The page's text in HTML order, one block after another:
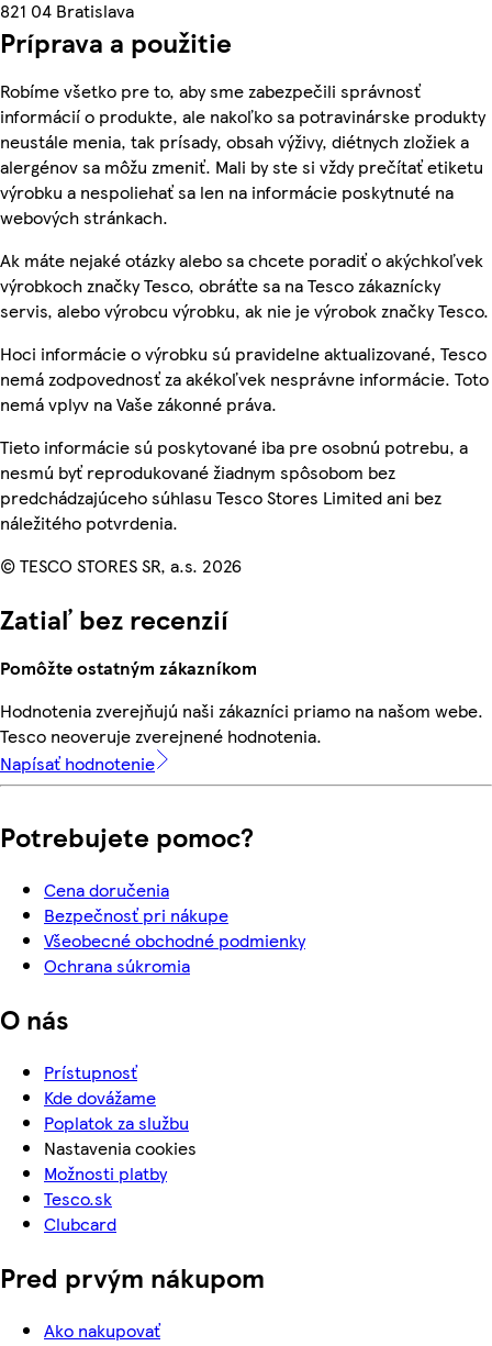
821 04 Bratislava
Príprava a použitie
Robíme všetko pre to, aby sme zabezpečili správnosť
informácií o produkte, ale nakoľko sa potravinárske produkty
neustále menia, tak prísady, obsah výživy, diétnych zložiek a
alergénov sa môžu zmeniť. Mali by ste si vždy prečítať etiketu
výrobku a nespoliehať sa len na informácie poskytnuté na
webových stránkach.
Ak máte nejaké otázky alebo sa chcete poradiť o akýchkoľvek
výrobkoch značky Tesco, obráťte sa na Tesco zákaznícky
servis, alebo výrobcu výrobku, ak nie je výrobok značky Tesco.
Hoci informácie o výrobku sú pravidelne aktualizované, Tesco
nemá zodpovednosť za akékoľvek nesprávne informácie. Toto
nemá vplyv na Vaše zákonné práva.
Tieto informácie sú poskytované iba pre osobnú potrebu, a
nesmú byť reprodukované žiadnym spôsobom bez
predchádzajúceho súhlasu Tesco Stores Limited ani bez
náležitého potvrdenia.
© TESCO STORES SR, a.s. 2026
Zatiaľ bez recenzií
Pomôžte ostatným zákazníkom
Hodnotenia zverejňujú naši zákazníci priamo na našom webe.
Tesco neoveruje zverejnené hodnotenia.
Napísať hodnotenie
Potrebujete pomoc?
Cena doručenia
Bezpečnosť pri nákupe
Všeobecné obchodné podmienky
Ochrana súkromia
O nás
Prístupnosť
Kde dovážame
Poplatok za službu
Nastavenia cookies
Možnosti platby
Tesco.sk
Clubcard
Pred prvým nákupom
Ako nakupovať